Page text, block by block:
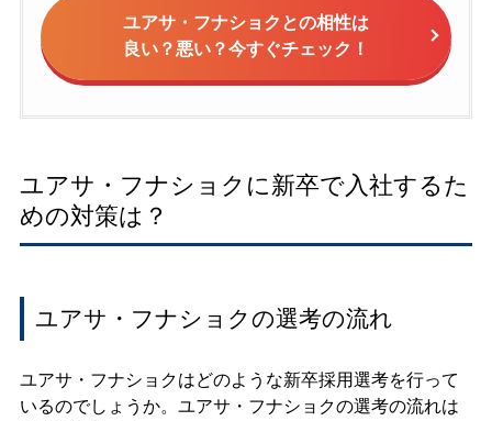
ユアサ・フナショクとの相性は
良い？悪い？今すぐチェック！
ユアサ・フナショクに新卒で入社するた
めの対策は？
ユアサ・フナショクの選考の流れ
ユアサ・フナショクはどのような新卒採用選考を行って
いるのでしょうか。ユアサ・フナショクの選考の流れは